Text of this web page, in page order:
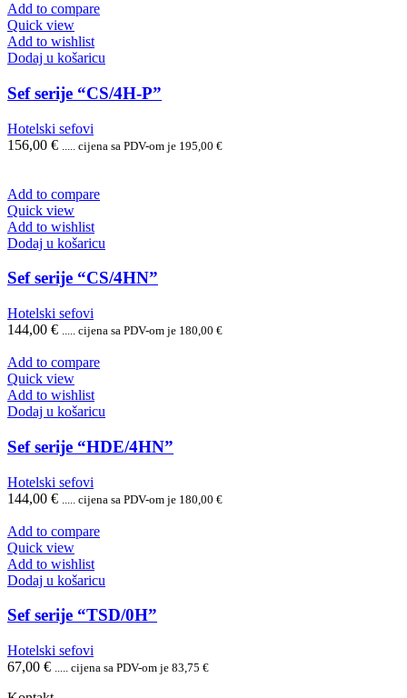
Add to compare
Quick view
Add to wishlist
Dodaj u košaricu
Sef serije “CS/4H-P”
Hotelski sefovi
156,00 € ..... cijena sa PDV-om je 195,00 €
Add to compare
Quick view
Add to wishlist
Dodaj u košaricu
Sef serije “CS/4HN”
Hotelski sefovi
144,00 € ..... cijena sa PDV-om je 180,00 €
Add to compare
Quick view
Add to wishlist
Dodaj u košaricu
Sef serije “HDE/4HN”
Hotelski sefovi
144,00 € ..... cijena sa PDV-om je 180,00 €
Add to compare
Quick view
Add to wishlist
Dodaj u košaricu
Sef serije “TSD/0H”
Hotelski sefovi
67,00 € ..... cijena sa PDV-om je 83,75 €